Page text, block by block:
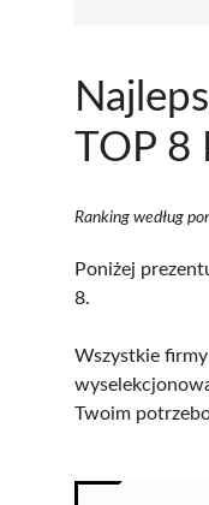
TOP 8
Ranking według
Poniżej
8.
Wszystkie
Twoim